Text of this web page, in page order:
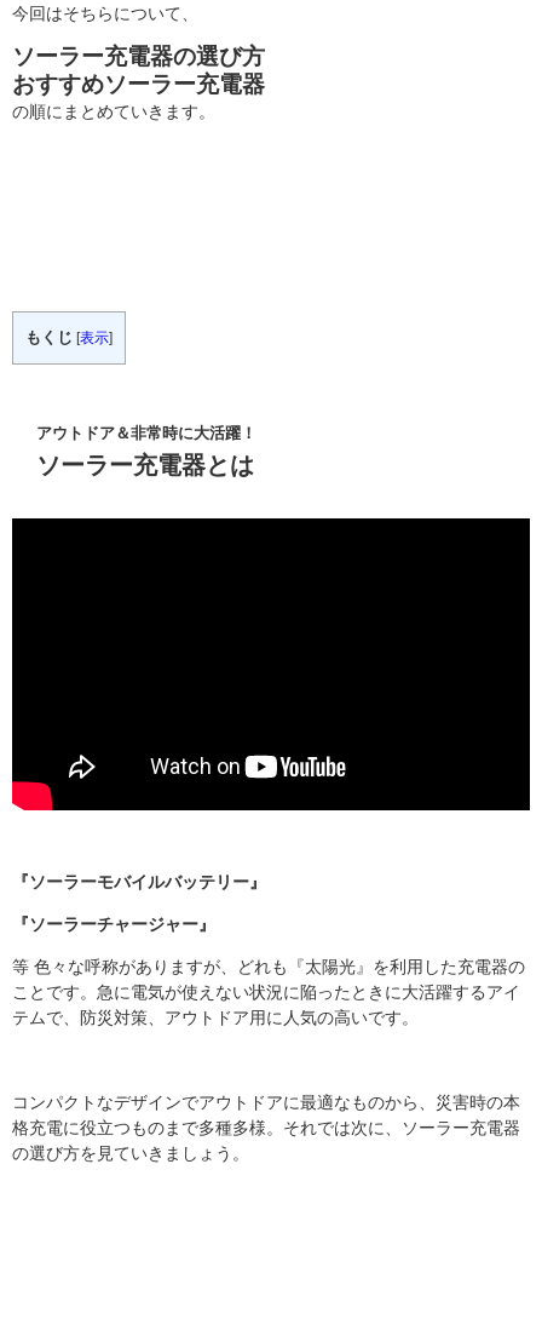
今回はそちらについて、
ソーラー充電器の選び方
おすすめソーラー充電器
の順にまとめていきます。
もくじ 表示
アウトドア＆非常時に大活躍！
ソーラー充電器とは
『ソーラーモバイルバッテリー』
『ソーラーチャージャー』
等 色々な呼称がありますが、どれも『太陽光』を利用した充電器の
ことです。急に電気が使えない状況に陥ったときに大活躍するアイ
テムで、防災対策、アウトドア用に人気の高いです。
コンパクトなデザインでアウトドアに最適なものから、災害時の本
格充電に役立つものまで多種多様。それでは次に、ソーラー充電器
の選び方を見ていきましょう。